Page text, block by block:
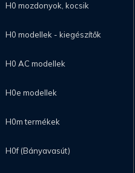
H0 mozdonyok, kocsik
H0 modellek - kiegészítők
H0 AC modellek
H0e modellek
H0m termékek
H0f (Bányavasút)